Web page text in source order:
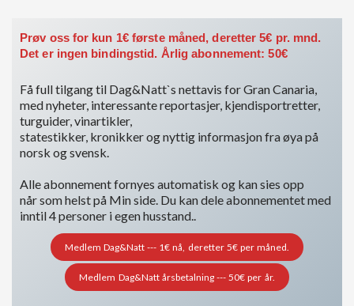
Prøv oss for kun 1€ første måned, deretter 5€ pr. mnd.
Det er ingen bindingstid. Årlig abonnement: 50€
Få full tilgang til Dag&Natt`s nettavis for Gran Canaria,
med nyheter, interessante reportasjer, kjendisportretter,
turguider, vinartikler,
statestikker, kronikker og nyttig informasjon fra øya på
norsk og svensk.
Alle abonnement fornyes automatisk og kan sies opp
når som helst på Min side. Du kan dele abonnementet med
inntil 4 personer i egen husstand..
Medlem Dag&Natt --- 1€ nå, deretter 5€ per måned.
Medlem Dag&Natt årsbetalning --- 50€ per år.